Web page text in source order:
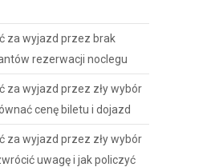
za wyjazd przez brak
rezerwacji noclegu
za wyjazd przez zły wybór
cenę biletu i dojazd
za wyjazd przez zły wybór
uwagę i jak policzyć